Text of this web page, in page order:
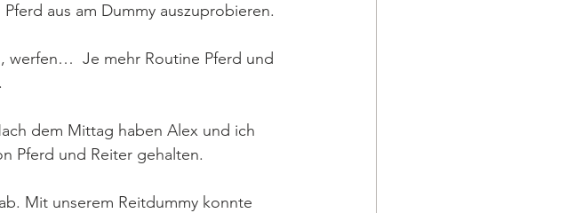
aus am Dummy auszuprobieren.
werfen…  Je mehr Routine Pferd und
dem Mittag haben Alex und ich
Pferd und Reiter gehalten.
Mit unserem Reitdummy konnte